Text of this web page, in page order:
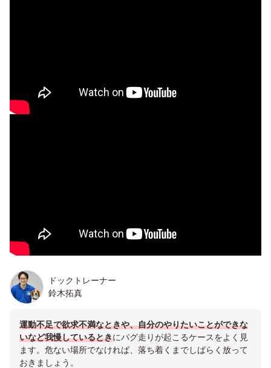
ドックトレーナー
鈴木拓真
運動不足で欲求不満なときや、自分のやりたいことができな
いなど我慢しているときにパグ走りが起こるケースをよく見
ます。危ない場所でなければ、落ち着くまでしばらく放って
おきましょう。